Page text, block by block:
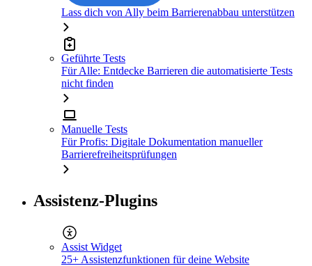
Lass dich von Ally beim Barrierenabbau unterstützen
Geführte Tests
Für Alle: Entdecke Barrieren die automatisierte Tests
nicht finden
Manuelle Tests
Für Profis: Digitale Dokumentation manueller
Barrierefreiheitsprüfungen
Assistenz-Plugins
Assist Widget
25+ Assistenzfunktionen für deine Website